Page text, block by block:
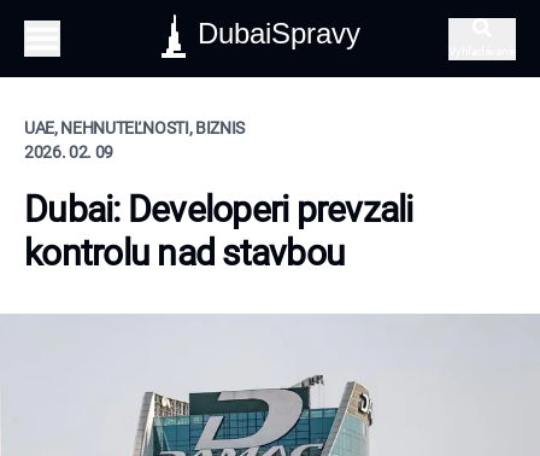
DubaiSpravy
UAE, NEHNUTEĽNOSTI, BIZNIS
2026. 02. 09
Dubai: Developeri prevzali
kontrolu nad stavbou